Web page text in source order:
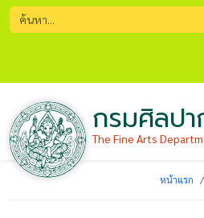
กรมศิลปา
The Fine Arts
หน้าแรก